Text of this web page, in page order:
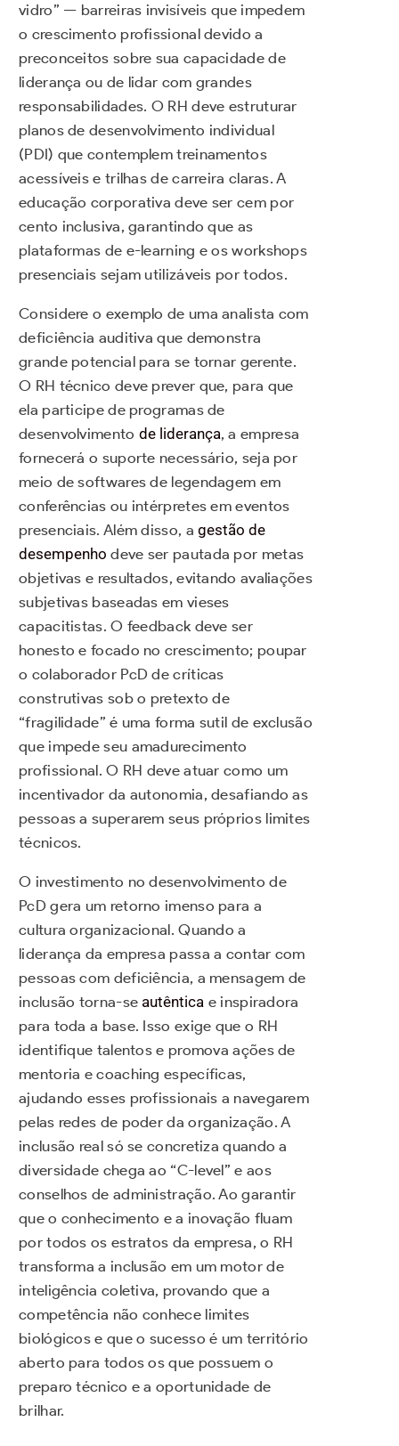
vidro” — barreiras invisíveis que impedem
o crescimento profissional devido a
preconceitos sobre sua capacidade de
liderança ou de lidar com grandes
responsabilidades. O RH deve estruturar
planos de desenvolvimento individual
(PDI) que contemplem treinamentos
acessíveis e trilhas de carreira claras. A
educação corporativa deve ser cem por
cento inclusiva, garantindo que as
plataformas de e-learning e os workshops
presenciais sejam utilizáveis por todos.
Considere o exemplo de uma analista com
deficiência auditiva que demonstra
grande potencial para se tornar gerente.
O RH técnico deve prever que, para que
ela participe de programas de
desenvolvimento de liderança, a empresa
fornecerá o suporte necessário, seja por
meio de softwares de legendagem em
conferências ou intérpretes em eventos
presenciais. Além disso, agestão de
desempenho deve ser pautada por metas
objetivas e resultados, evitando avaliações
subjetivas baseadas em vieses
capacitistas. O feedback deve ser
honesto e focado no crescimento; poupar
o colaborador PcD de críticas
construtivas sob o pretexto de
“fragilidade” é uma forma sutil de exclusão
que impede seu amadurecimento
profissional. O RH deve atuar como um
incentivador da autonomia, desafiando as
pessoas a superarem seus próprios limites
técnicos.
O investimento no desenvolvimento de
PcD gera um retorno imenso para a
cultura organizacional. Quando a
liderança da empresa passa a contar com
pessoas com deficiência, a mensagem de
inclusão torna-se autêntica e inspiradora
para toda a base. Isso exige que o RH
identifique talentos e promova ações de
mentoria e coaching específicas,
ajudando esses profissionais a navegarem
pelas redes de poder da organização. A
inclusão real só se concretiza quando a
diversidade chega ao “C-level” e aos
conselhos de administração. Ao garantir
que o conhecimento e a inovação fluam
por todos os estratos da empresa, o RH
transforma a inclusão em um motor de
inteligência coletiva, provando que a
competência não conhece limites
biológicos e que o sucesso é um território
aberto para todos os que possuem o
preparo técnico e a oportunidade de
brilhar.